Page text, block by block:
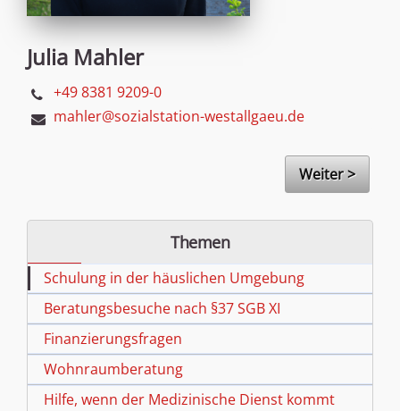
Julia Mahler
+49 8381 9209-0
mahler@sozialstation-westallgaeu.de
Weiter >
Themen
Schulung in der häuslichen Umgebung
Beratungsbesuche nach §37 SGB XI
Finanzierungsfragen
Wohnraumberatung
Hilfe, wenn der Medizinische Dienst kommt